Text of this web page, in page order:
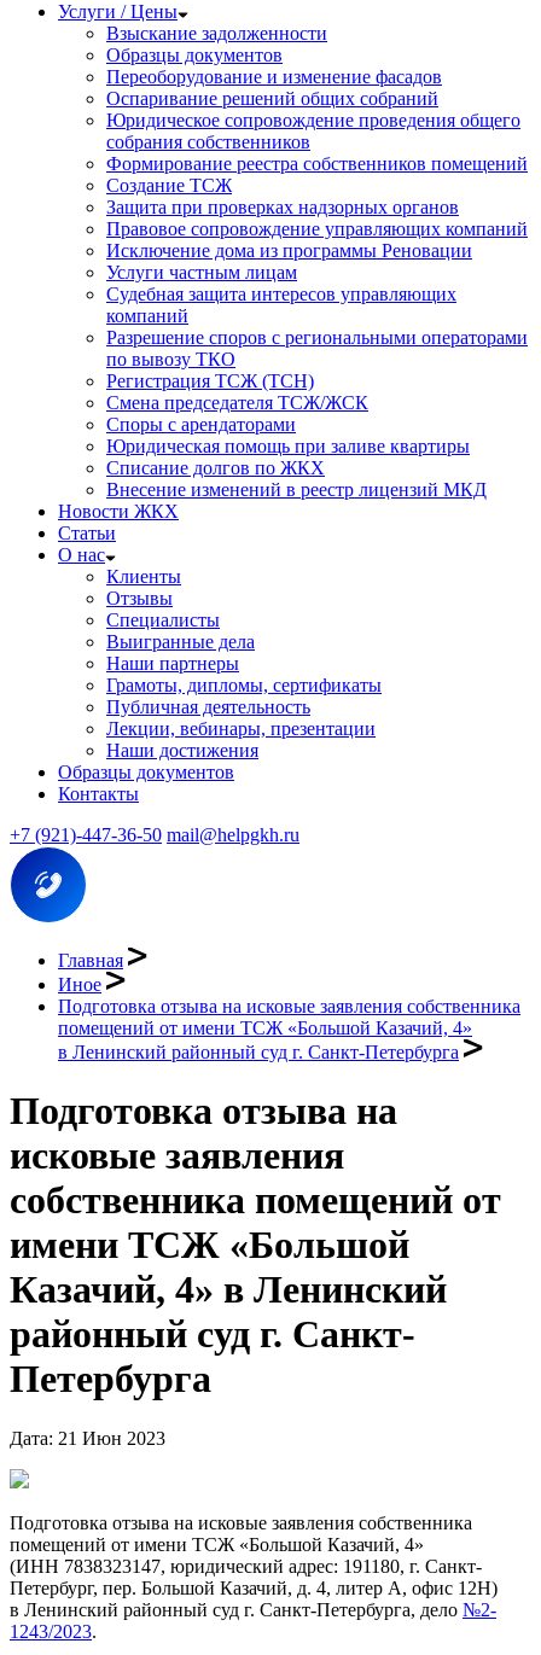
Услуги / Цены
Взыскание задолженности
Образцы документов
Переоборудование и изменение фасадов
Оспаривание решений общих собраний
Юридическое сопровождение проведения общего
собрания собственников
Формирование реестра собственников помещений
Создание ТСЖ
Защита при проверках надзорных органов
Правовое сопровождение управляющих компаний
Исключение дома из программы Реновации
Услуги частным лицам
Судебная защита интересов управляющих
компаний
Разрешение споров с региональными операторами
по вывозу ТКО
Регистрация ТСЖ (ТСН)
Смена председателя ТСЖ/ЖСК
Споры с арендаторами
Юридическая помощь при заливе квартиры
Списание долгов по ЖКХ
Внесение изменений в реестр лицензий МКД
Новости ЖКХ
Статьи
О нас
Клиенты
Отзывы
Специалисты
Выигранные дела
Наши партнеры
Грамоты, дипломы, сертификаты
Публичная деятельность
Лекции, вебинары, презентации
Наши достижения
Образцы документов
Контакты
+7 (921)-447-36-50 mail@helpgkh.ru
Главная
Иное
Подготовка отзыва на исковые заявления собственника
помещений от имени ТСЖ «Большой Казачий, 4»
в Ленинский районный суд г. Санкт-Петербурга
Подготовка отзыва на
исковые заявления
собственника помещений от
имени ТСЖ «Большой
Казачий, 4» в Ленинский
районный суд г. Санкт-
Петербурга
Дата: 21 Июн 2023
Подготовка отзыва на исковые заявления собственника
помещений от имени ТСЖ «Большой Казачий, 4»
(ИНН 7838323147, юридический адрес: 191180, г. Санкт-
Петербург, пер. Большой Казачий, д. 4, литер А, офис 12Н)
в Ленинский районный суд г. Санкт-Петербурга, дело №2-
1243/2023.